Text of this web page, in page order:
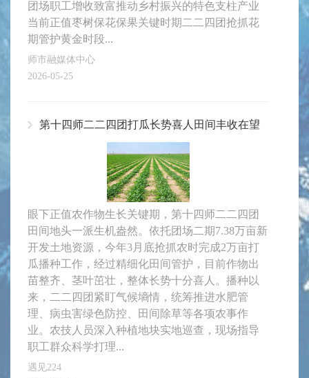
团场职工增收致富推动乡村振兴的特色支柱产业
当前正值枣树保花保果关键时期二二四团抢抓花
期管护黄金时段...
师市融媒体中心
2026-05-25
第十四师二二四团打瓜长势喜人田间丰收在望
眼下正值农作物生长关键期，第十四师二二四团
田间地头一派生机盎然。依托团场二期7.38万亩新
开发土地资源，今年3月底抢抓农时完成2万亩打
瓜播种工作，经过精细化田间管护，目前作物出
苗整齐、茎叶茁壮，整体长势十分喜人。播种以
来，二二四团紧盯气候墒情，统筹推进水肥管
理、病虫害绿色防控、田间除草等各项农事作
业。农技人员深入种植地块实地巡查，现场指导
职工群众科学打理...
遇见224